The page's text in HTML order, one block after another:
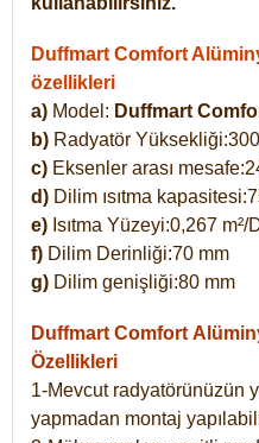
Duffmart Comfort
özellikleri
a) Model: Duffmart
b) Radyatör
c) Eksenler arası
d) Dilim ısıtma
e) Isıtma Yüzeyi:0,267 m²/
f) Dilim Derinliği:70 mm
g) Dilim genişliği:80 mm
Duffmart Comfort
Özellikleri
1-Mevcut radyatörünüzün
yapmadan montaj